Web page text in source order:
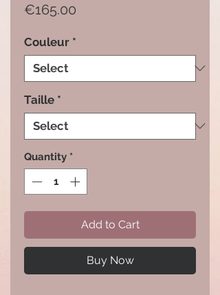
€165.00
Couleur *
Taille *
Quantity *
Add to Cart
Buy Now